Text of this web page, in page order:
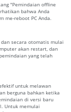
"Pemindaian offline
bahwa Anda
me-reboot PC Anda.
secara otomatis mulai
akan restart, dan
yang telah
untuk melawan
berguna bahkan ketika
di versi baru
Untuk memulai